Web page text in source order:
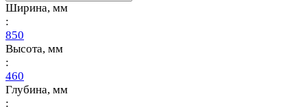
Ширина, мм
:
850
Высота, мм
:
460
Глубина, мм
: